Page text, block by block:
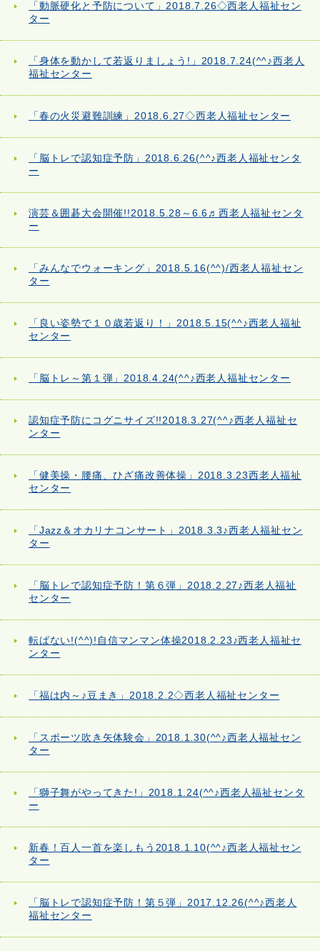
「動脈硬化と予防について」2018.7.26◇西老人福祉セン
ター
「身体を動かして若返りましょう!」2018.7.24(^^♪西老人
福祉センター
「春の火災避難訓練」2018.6.27◇西老人福祉センター
「脳トレで認知症予防」2018.6.26(^^♪西老人福祉センタ
ー
演芸＆囲碁大会開催!!2018.5.28～6.6♬西老人福祉センタ
ー
「みんなでウォーキング」2018.5.16(^^)/西老人福祉セン
ター
「良い姿勢で１０歳若返り！」2018.5.15(^^♪西老人福祉
センター
「脳トレ～第１弾」2018.4.24(^^♪西老人福祉センター
認知症予防にコグニサイズ!!2018.3.27(^^♪西老人福祉セ
ンター
「健美操・腰痛、ひざ痛改善体操」2018.3.23西老人福祉
センター
「Jazz＆オカリナコンサート」2018.3.3♪西老人福祉セン
ター
「脳トレで認知症予防！第６弾」2018.2.27♪西老人福祉
センター
転ばない!(^^)!自信マンマン体操2018.2.23♪西老人福祉セ
ンター
「福は内～♪豆まき」2018.2.2◇西老人福祉センター
「スポーツ吹き矢体験会」2018.1.30(^^♪西老人福祉セン
ター
「獅子舞がやってきた!」2018.1.24(^^♪西老人福祉センタ
ー
新春！百人一首を楽しもう2018.1.10(^^♪西老人福祉セン
ター
「脳トレで認知症予防！第５弾」2017.12.26(^^♪西老人
福祉センター